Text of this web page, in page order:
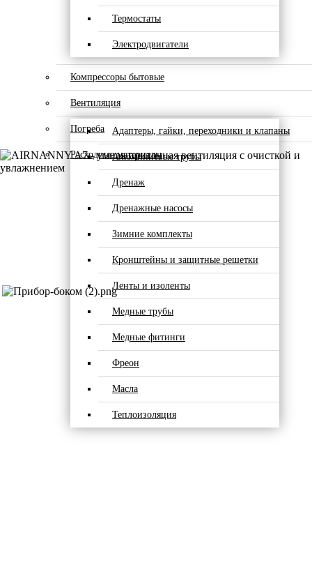
Термостаты
Электродвигатели
Компрессоры бытовые
Вентиляция
Погреба
Расходные материалы
Адаптеры, гайки, переходники и клапаны
Алюминиевые трубы
Дренаж
Дренажные насосы
Зимние комплекты
Кронштейны и защитные решетки
Ленты и изоленты
Медные трубы
Медные фитинги
Фреон
Масла
Теплоизоляция